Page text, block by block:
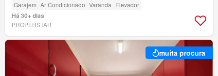
Garajem Ar Condicionado Varanda Elevador
Há 30+ dias
PROPERSTAR
muita procura